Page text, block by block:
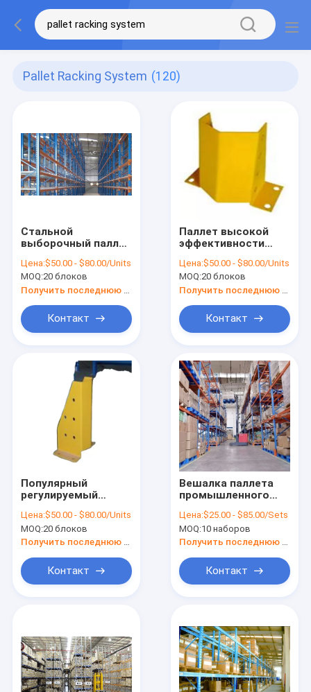
Pallet Racking System (120)
Стальной
выборочный паллет
полку хранения
тангажа 75mm
Цена:$50.00 - $80.00/Units
MOQ:20 блоков
Контакт
Паллет высокой
эффективности
паллет на полку
75mm
регулируемый
стальной включая в
набор отложенных
изменений
Цена:$50.00 - $80.00/Units
MOQ:20 блоков
Контакт
Популярный
регулируемый
набор отложенных
изменений/
выборочная
Цена:$50.00 - $80.00/Units
MOQ:20 блоков
Контакт
Вешалка паллета
промышленного
выборочная
Цена:$25.00 - $85.00/Sets
MOQ:10 наборов
Контакт